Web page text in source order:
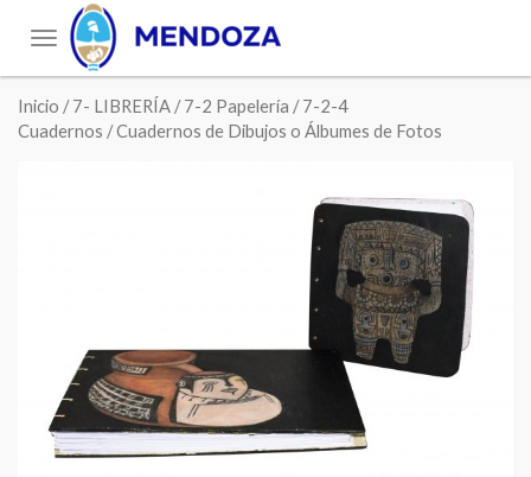
Toggle
navigation
Inicio /7- LIBRERÍA /7-2 Papelería /7-2-4
Cuadernos / Cuadernos de Dibujos o Álbumes de Fotos